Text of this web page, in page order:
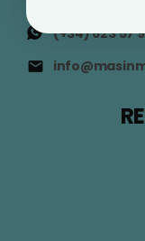
(+34) 623 57